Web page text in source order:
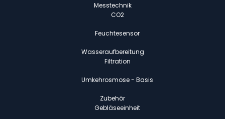
Messtechnik
CO2
Feuchtesensor
Wasseraufbereitung
Filtration
Umkehrosmose - Basis
Zubehör
Gebläseeinheit